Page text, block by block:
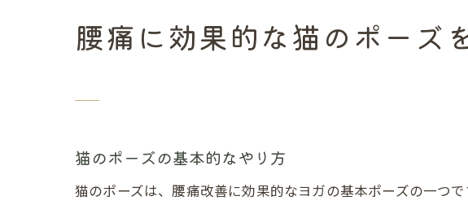
腰痛に効果的な猫のポーズ
猫のポーズの基本的なやり方
猫のポーズは、腰痛改善に効果的なヨガの基本ポーズの一つ